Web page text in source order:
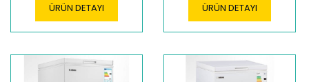
ÜRÜN DETAYI ÜRÜN DETAYI